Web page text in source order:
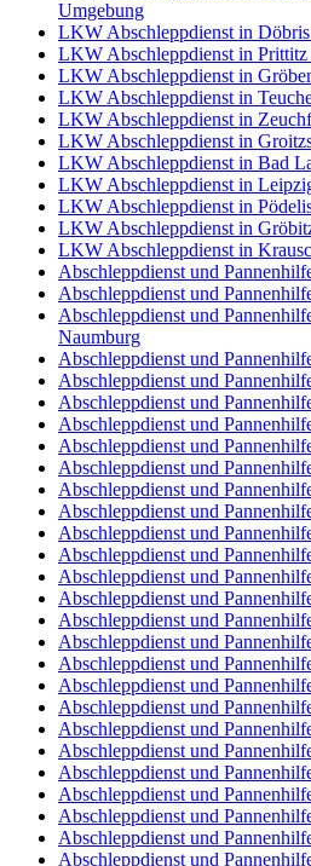
Umgebung
LKW Abschleppdienst in
LKW Abschleppdienst in
LKW Abschleppdienst in
LKW Abschleppdienst in
LKW Abschleppdienst in
LKW Abschleppdienst in
LKW Abschleppdienst in Bad
LKW Abschleppdienst in
LKW Abschleppdienst in
LKW Abschleppdienst in
LKW Abschleppdienst in
Abschleppdienst und
Abschleppdienst und
Abschleppdienst und
Naumburg
Abschleppdienst und
Abschleppdienst und
Abschleppdienst und
Abschleppdienst und
Abschleppdienst und
Abschleppdienst und
Abschleppdienst und
Abschleppdienst und
Abschleppdienst und
Abschleppdienst und
Abschleppdienst und
Abschleppdienst und
Abschleppdienst und
Abschleppdienst und
Abschleppdienst und
Abschleppdienst und
Abschleppdienst und
Abschleppdienst und
Abschleppdienst und
Abschleppdienst und
Abschleppdienst und
Abschleppdienst und
Abschleppdienst und
Abschleppdienst und